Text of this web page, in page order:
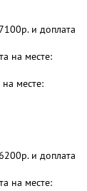
и доплата
на месте:
месте:
и доплата
на месте: